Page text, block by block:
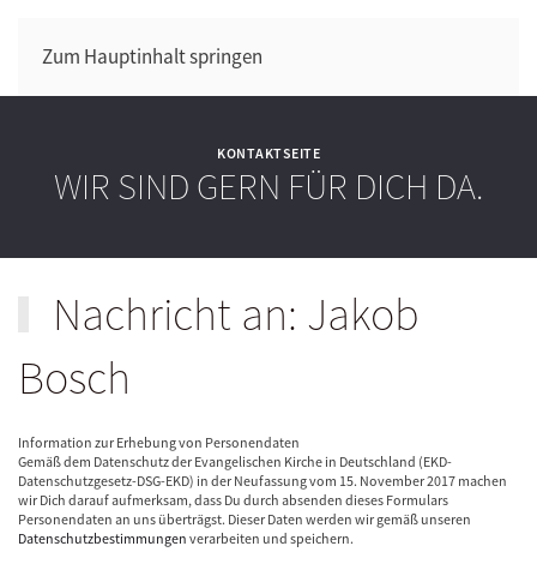
Zum Hauptinhalt springen
KONTAKTSEITE
WIR SIND GERN FÜR DICH DA.
Nachricht an: Jakob
Bosch
Information zur Erhebung von Personendaten
Gemäß dem Datenschutz der Evangelischen Kirche in Deutschland (EKD-
Datenschutzgesetz-DSG-EKD) in der Neufassung vom 15. November 2017 machen
wir Dich darauf aufmerksam, dass Du durch absenden dieses Formulars
Personendaten an uns überträgst. Dieser Daten werden wir gemäß unseren
Datenschutzbestimmungen verarbeiten und speichern.